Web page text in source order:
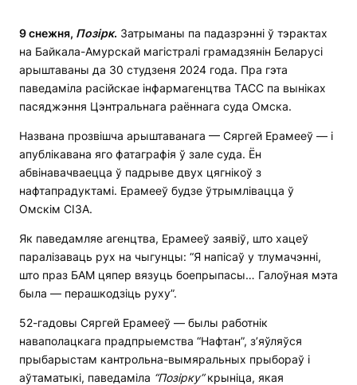
9 снежня, Позірк. Затрыманы па падазрэнні ў тэрактах
на Байкала-Амурскай магістралі грамадзянін Беларусі
арыштаваны да 30 студзеня 2024 года. Пра гэта
паведаміла расійскае інфармагенцтва ТАСС па выніках
пасяджэння Цэнтральнага раённага суда Омска.
Названа прозвішча арыштаванага — Сяргей Ерамееў — і
апублікавана яго фатаграфія ў зале суда. Ён
абвінавачваецца ў падрыве двух цягнікоў з
нафтапрадуктамі. Ерамееў будзе ўтрымлівацца ў
Омскім СІЗА.
Як паведамляе агенцтва, Ерамееў заявіў, што хацеў
паралізаваць рух на чыгунцы: “Я напісаў у тлумачэнні,
што праз БАМ цяпер вязуць боепрыпасы… Галоўная мэта
была — перашкодзіць руху”.
52-гадовы Сяргей Ерамееў — былы работнік
наваполацкага прадпрыемства “Нафтан”, з’яўляўся
прыбарыстам кантрольна-вымяральных прыбораў і
аўтаматыкі, паведаміла “Позірку”крыніца, якая